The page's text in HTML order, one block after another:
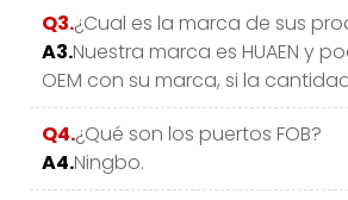
Q3.¿Cual es la marca de sus
A3.Nuestra marca es HUAEN y
OEM con su marca, si la
Q4.¿Qué son los puertos FOB?
A4.Ningbo.